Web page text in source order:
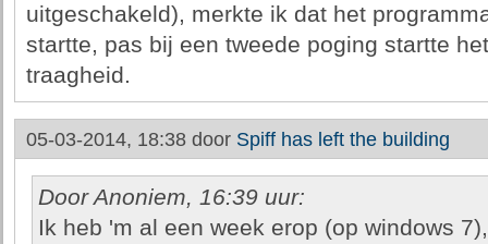
uitgeschakeld), merkte ik dat het
startte, pas bij een tweede poging startte
traagheid.
05-03-2014, 18:38 door Spiff has left the building
Door Anoniem, 16:39 uur:
Ik heb 'm al een week erop (op windows